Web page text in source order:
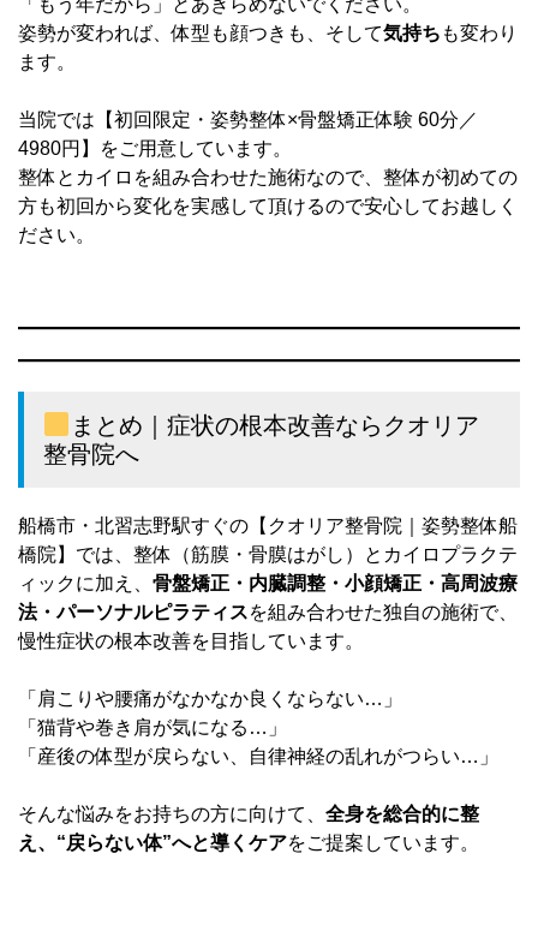
姿勢が変われば、体型も顔つきも、そして気持ち も変わり
ます。
当院では【初回限定・姿勢整体×骨盤矯正体験 60分／
4980円】をご用意しています。
整体とカイロを組み合わせた施術なので、整体が初めての
方も初回から変化を実感して頂けるので安心してお越しく
ださい。
まとめ｜症状の根本改善ならクオリア
整骨院へ
船橋市・北習志野駅すぐの【クオリア整骨院｜姿勢整体船
橋院】では、整体（筋膜・骨膜はがし）とカイロプラクテ
ィックに加え、 骨盤矯正・内臓調整・小顔矯正・高周波療
法・パーソナルピラティスを組み合わせた独自の施術で、
慢性症状の根本改善を目指しています。
「肩こりや腰痛がなかなか良くならない…」
「猫背や巻き肩が気になる…」
「産後の体型が戻らない、自律神経の乱れがつらい…」
そんな悩みをお持ちの方に向けて、 全身を総合的に整
え、“戻らない体”へと導くケアをご提案しています。